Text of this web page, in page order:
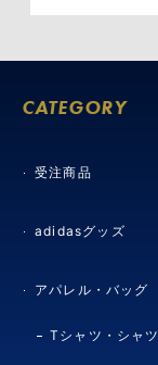
CATEGORY
受注商品
adidasグッズ
アパレル・バッグ
Tシャツ・シャツ